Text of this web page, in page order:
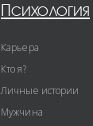
Психология
Карьера
Кто я?
Личные истории
Мужчина